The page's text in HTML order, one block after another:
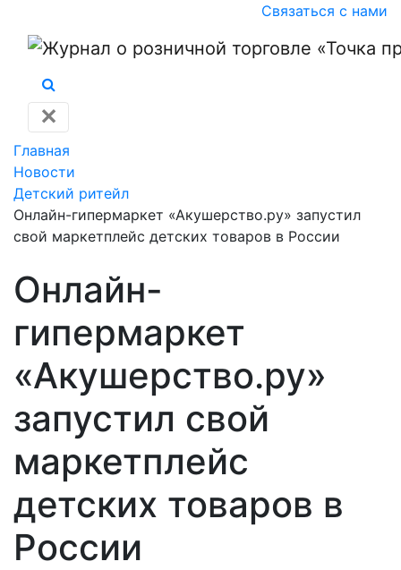
Связаться с нами
✕
Главная
Новости
Детский ритейл
Онлайн-гипермаркет «Акушерство.ру» запустил
свой маркетплейс детских товаров в России
Онлайн-
гипермаркет
«Акушерство.ру»
запустил свой
маркетплейс
детских товаров в
России